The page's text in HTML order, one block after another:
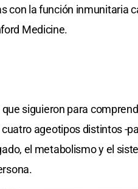
con la función inmunitaria
Medicine.
siguieron para
ageotipos distintos -
el metabolismo y el